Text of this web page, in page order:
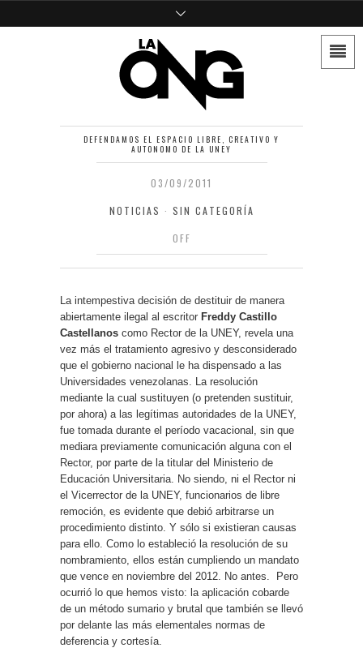
DEFENDAMOS EL ESPACIO LIBRE, CREATIVO Y
AUTONOMO DE LA UNEY
03/09/2011
NOTICIAS · SIN CATEGORÍA
OFF
La intempestiva decisión de destituir de manera
abiertamente ilegal al escritor Freddy Castillo
Castellanos como Rector de la UNEY, revela una
vez más el tratamiento agresivo y desconsiderado
que el gobierno nacional le ha dispensado a las
Universidades venezolanas. La resolución
mediante la cual sustituyen (o pretenden sustituir,
por ahora) a las legítimas autoridades de la UNEY,
fue tomada durante el período vacacional, sin que
mediara previamente comunicación alguna con el
Rector, por parte de la titular del Ministerio de
Educación Universitaria. No siendo, ni el Rector ni
el Vicerrector de la UNEY, funcionarios de libre
remoción, es evidente que debió arbitrarse un
procedimiento distinto. Y sólo si existieran causas
para ello. Como lo estableció la resolución de su
nombramiento, ellos están cumpliendo un mandato
que vence en noviembre del 2012. No antes. Pero
ocurrió lo que hemos visto: la aplicación cobarde
de un método sumario y brutal que también se llevó
por delante las más elementales normas de
deferencia y cortesía.